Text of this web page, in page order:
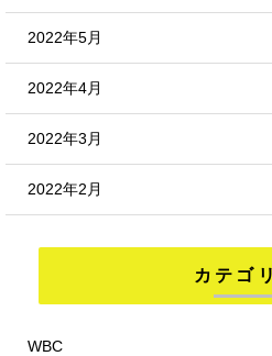
2022年5月
2022年4月
2022年3月
2022年2月
カテゴ
WBC